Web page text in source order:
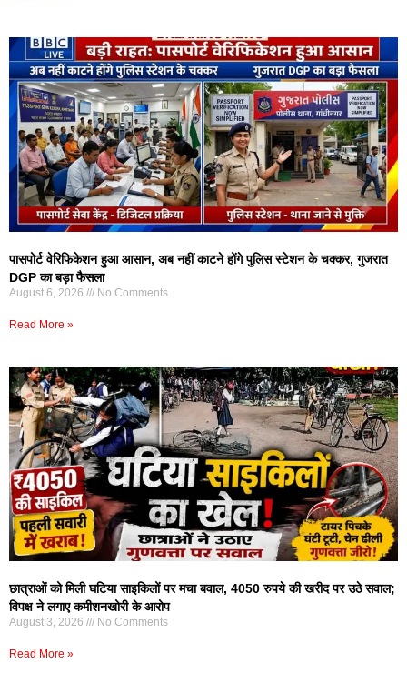
पासपोर्ट वेरिफिकेशन हुआ आसान, अब नहीं काटने होंगे पुलिस स्टेशन के चक्कर, गुजरात
DGP का बड़ा फैसला
August 6, 2026 No Comments
Read More »
छात्राओं को मिली घटिया साइकिलों पर मचा बवाल, 4050 रुपये की खरीद पर उठे सवाल;
विपक्ष ने लगाए कमीशनखोरी के आरोप
August 3, 2026 No Comments
Read More »